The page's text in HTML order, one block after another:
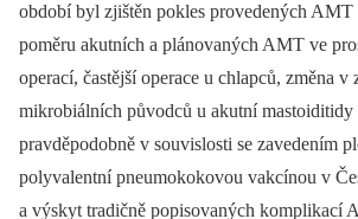
období byl zjištěn pokles provedených AMT
poměru akutních a plánovaných AMT ve
operací, častější operace u chlapců, změna v
mikrobiálních původců u akutní
pravděpodobně v souvislosti se zavedením
polyvalentní pneumokokovou vakcínou v
a výskyt tradičně popisovaných komplikací